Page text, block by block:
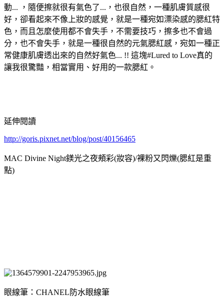
動... ，隨便擦就很有氣色了...，也很自然，一種肌膚質感很
好，卻看起來不像上妝的感覺，就是一種宛如漂染感的腮紅特
色，而且怎麼使用都不會失手，不需要技巧，擦多也不會過
分，也不會失手，就是一種很自然的元氣腮紅感，宛如一種正
常健康肌膚透出來的自然好氣色... !! 這塊#Lured to Love真的
讓我很驚豔，相當實用、好用的一款腮紅。
延伸閱讀
http://goris.pixnet.net/blog/post/40156465
MAC Divine Night鎂光之夜頰彩(妝容)/裸粉又閃爍(腮紅是重
點)
眼線筆：CHANEL防水眼線筆